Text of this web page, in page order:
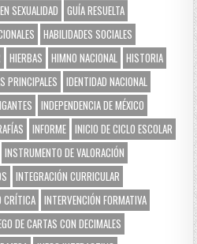
SEXUALIDAD
GUÍA RESUELTA
HABILIDADES SOCIALES
HIERBAS HIMNO NACIONAL HISTORIA
PRINCIPALES
IDENTIDAD NACIONAL
INDEPENDENCIA DE MÉXICO
INFORME INICIO DE CICLO ESCOLAR
INSTRUMENTO DE VALORACIÓN
INTEGRACIÓN CURRICULAR
CRÍTICA INTERVENCIÓN FORMATIVA
DE CARTAS CON DECIMALES